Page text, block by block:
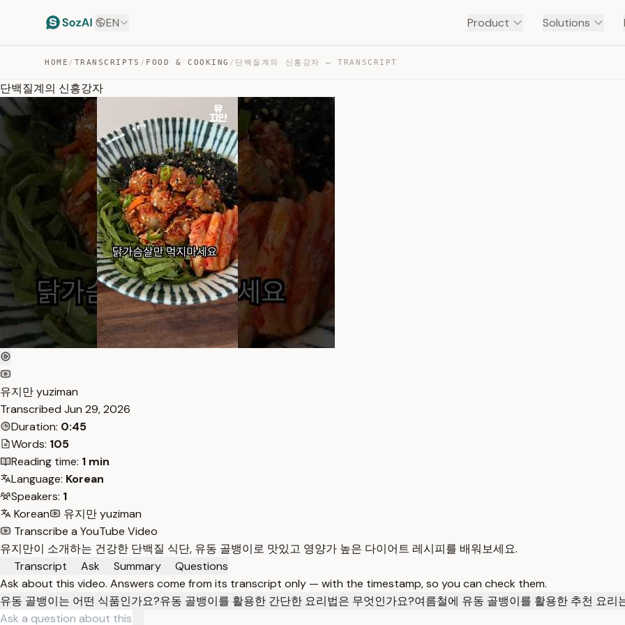
EN Product Solutions
HOME / TRANSCRIPTS / FOOD & COOKING / 단백질계의 신흥강자 — TRANSCRIPT
단백질계의 신흥강자
유지만 yuziman
Transcribed Jun 29, 2026
Duration: 0:45
Words: 105
Reading time: 1 min
Language: Korean
Speakers: 1
Korean
유지만 yuziman
Transcribe a YouTube Video
유지만이 소개하는 건강한 단백질 식단, 유동 골뱅이로 맛있고 영양가 높은 다이어트 레시피를 배워보세요.
Transcript
Ask Summary
Questions
Ask about this video. Answers come from its transcript only — with the timestamp, so you can check them.
유동 골뱅이는 어떤 식품인가요?유동 골뱅이를 활용한 간단한 요리법은 무엇인가요?여름철에 유동 골뱅이를 활용한 추천 요리